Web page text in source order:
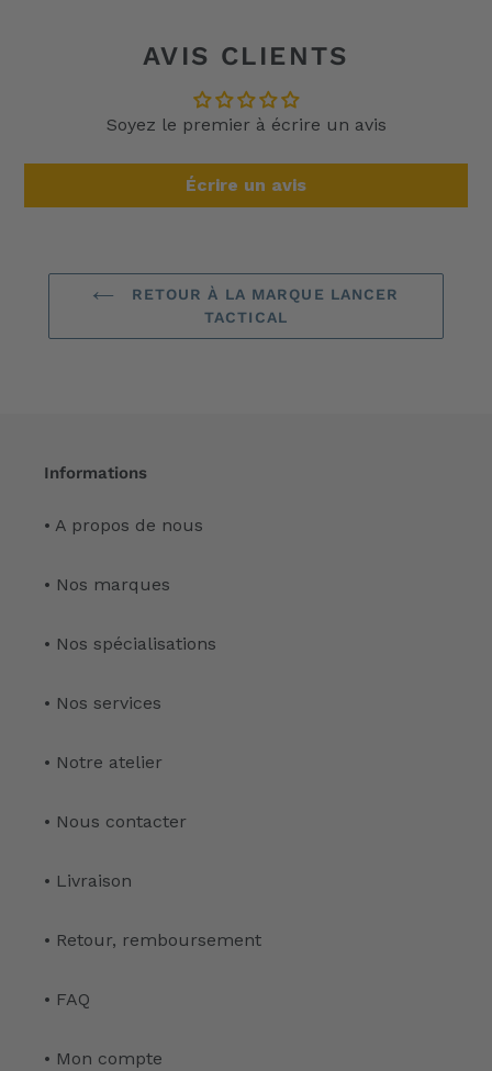
AVIS CLIENTS
Soyez le premier à écrire un avis
Écrire un avis
RETOUR À LA MARQUE LANCER
TACTICAL
Informations
• A propos de nous
• Nos marques
• Nos spécialisations
• Nos services
• Notre atelier
• Nous contacter
• Livraison
• Retour, remboursement
• FAQ
• Mon compte